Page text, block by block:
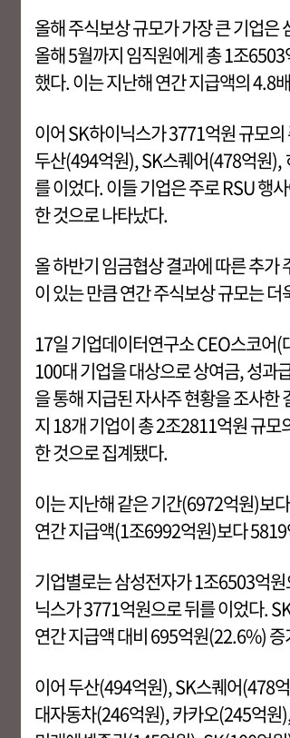
올해 주식보상 규모가 가장 큰 기업
올해 5월까지 임직원에게 총 1조
했다. 이는 지난해 연간 지급액의 4.8
이어 SK하이닉스가 3771억원 규모
두산(494억원), SK스퀘어(478억원),
를 이었다. 이들 기업은 주로 RSU 행
한 것으로 나타났다.
올 하반기 임금협상 결과에 따른 추가
이 있는 만큼 연간 주식보상 규모는
17일 기업데이터연구소 CEO스코어
100대 기업을 대상으로 상여금, 성과
을 통해 지급된 자사주 현황을 조사한
지 18개 기업이 총 2조2811억원 규모
한 것으로 집계됐다.
이는 지난해 같은 기간(6972억원)보
연간 지급액(1조6992억원)보다
기업별로는 삼성전자가 1조6503억
닉스가 3771억원으로 뒤를 이었다.
연간 지급액 대비 695억원(22.6%)
이어 두산(494억원), SK스퀘어(478
대자동차(246억원), 카카오(245억